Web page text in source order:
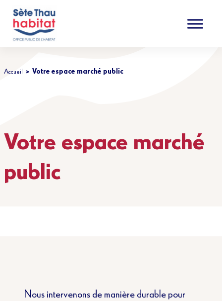
Accueil Votre espace marché public
Votre espace marché
public
Nous intervenons de manière durable pour